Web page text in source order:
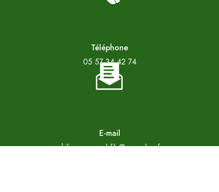
Téléphone
05 57 34 42 74
E-mail
philippe.arnaud.fils@wanadoo.fr